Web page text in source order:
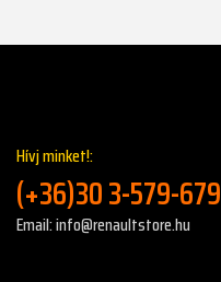
Hívj minket!:
(+36)30 3-579-679
Email: info@renaultstore.hu